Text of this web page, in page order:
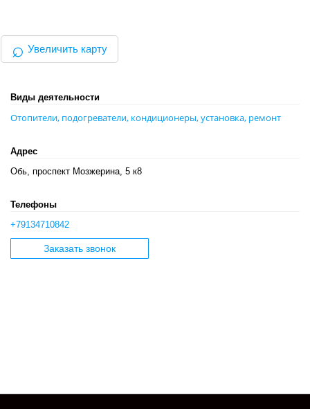
⌕ Увеличить карту
Виды деятельности
Отопители, подогреватели, кондиционеры, установка, ремонт
Адрес
Обь, проспект Мозжерина, 5 к8
Телефоны
+79134710842
Заказать звонок